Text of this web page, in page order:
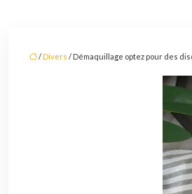
/ Divers / Démaquillage optez pour des